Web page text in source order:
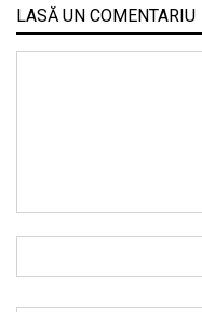
LASĂ UN COMENTARIU